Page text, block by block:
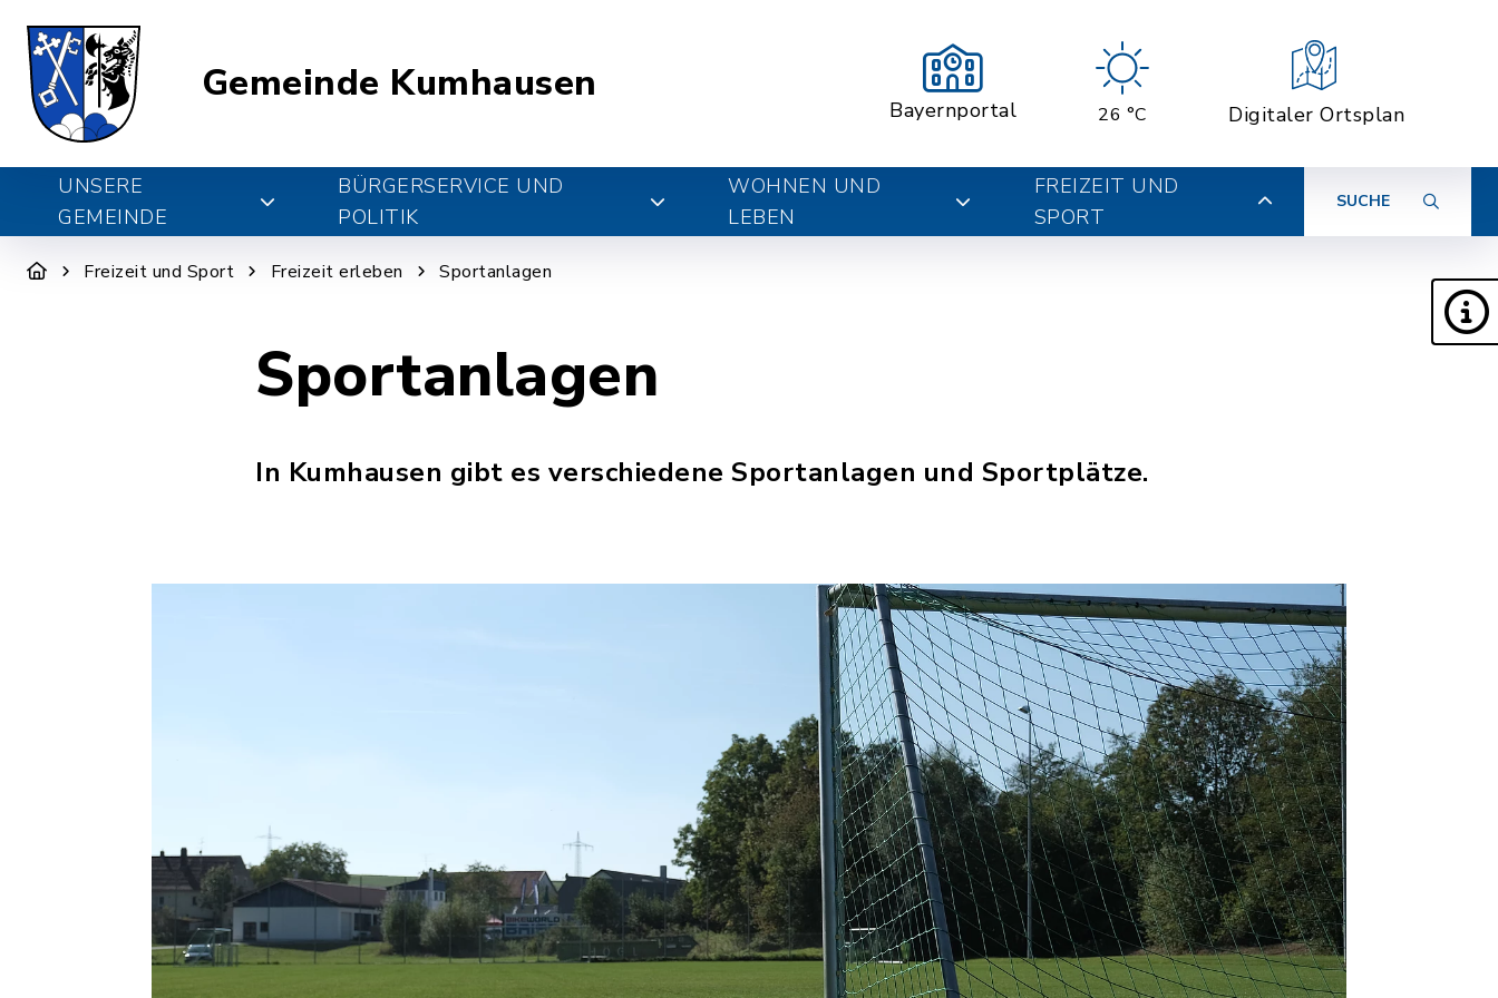
Gemeinde Kumhausen
Bayernportal 26 °C Digitaler Ortsplan
UNSERE
GEMEINDE
BÜRGERSERVICE UND
POLITIK
WOHNEN UND
LEBEN
FREIZEIT UND
SPORT
SUCHE
Freizeit und Sport Freizeit erleben Sportanlagen
Sportanlagen
In Kumhausen gibt es verschiedene Sportanlagen und Sportplätze.